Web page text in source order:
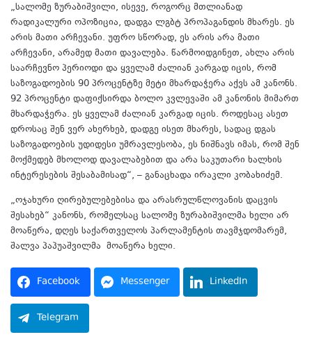
„სალომე ზურაბიშვილი, ისევე, როგორც მთლიანად
რადიკალური ოპოზიცია, დადგა ლგბტ პროპაგანდის მხარეს. ეს
არის მათი არჩევანი. უფრო სწორად, ეს არის არა მათი
არჩევანი, არამედ მათი დავალება. წარმოიდგინეთ, ახლა არის
საარჩევნო პერიოდი და ყველამ ძალიან კარგად იცის, რომ
საზოგადოების 90 პროცენტზე მეტი მხარდაჭერა აქვს ამ კანონს.
92 პროცენტი დაფიქსირდა ბოლო კვლევაში ამ კანონის მიმართ
მხარდაჭერა. ეს ყველამ ძალიან კარგად იცის. როდესაც ასეთ
დროსაც შენ ვერ ახერხებ, დადგე ისეთ მხარეს, სადაც დგას
საზოგადოების უდიდესი უმრავლესობა, ეს ნიშნავს იმას, რომ შენ
მოქმედებ მხოლოდ დავალაბებით და არა საკუთარი ხალხის
ინტერესების შესაბამისად“, – განაცხადა ირაკლი კობახიძემ.
„ოჯახური ღირებულებებისა და არასრულწლოვანის დაცვის
შესახებ“ კანონს, რომელსაც სალომე ზურაბიშვილმა ხელი არ
მოაწერა, დღეს საქართველოს პარლამენტის თავმჯდომარემ,
შალვა პაპუაშვილმა მოაწერა ხელი.
Facebook Messenger LinkedIn
Telegram